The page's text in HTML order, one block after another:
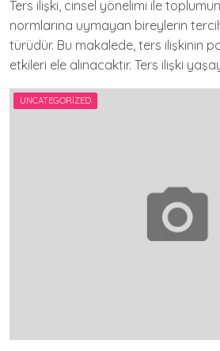
Ters ilişki, cinsel yönelimi ile
normlarına uymayan bireylerin
türüdür. Bu makalede, ters ilişkinin
etkileri ele alınacaktır. Ters ilişki
UNCATEGORIZED